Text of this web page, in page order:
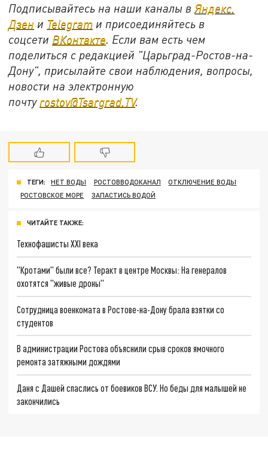
Подписывайтесь на наши каналы вЯндекс.
Дзен и Telegram и присоединяйтесь в
соцсети ВКонтакте. Если вам есть чем
поделиться с редакцией "Царьград-Ростов-на-
Дону", присылайте свои наблюдения, вопросы,
новости на электронную
почту rostov@Tsargrad.ТV.
ТЕГИ: НЕТ ВОДЫ РОСТОВВОДОКАНАЛ
ОТКЛЮЧЕНИЕ ВОДЫ
РОСТОВСКОЕ МОРЕ
ЗАПАСТИСЬ ВОДОЙ
ЧИТАЙТЕ ТАКЖЕ:
Технофашисты XXI века
"Кротами" были все? Теракт в центре Москвы: На генералов
охотятся "живые дроны"
Сотрудница военкомата в Ростове-на-Дону брала взятки со
студентов
В администрации Ростова объяснили срыв сроков ямочного
ремонта затяжными дождями
Даня с Дашей спаслись от боевиков ВСУ. Но беды для малышей не
закончились